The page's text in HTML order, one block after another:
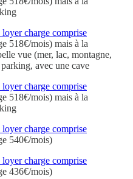
loyer charge comprise
518€/mois) mais à la
vue (mer, lac, montagne,
avec une cave
loyer charge comprise
518€/mois) mais à la
loyer charge comprise
540€/mois)
loyer charge comprise
436€/mois)